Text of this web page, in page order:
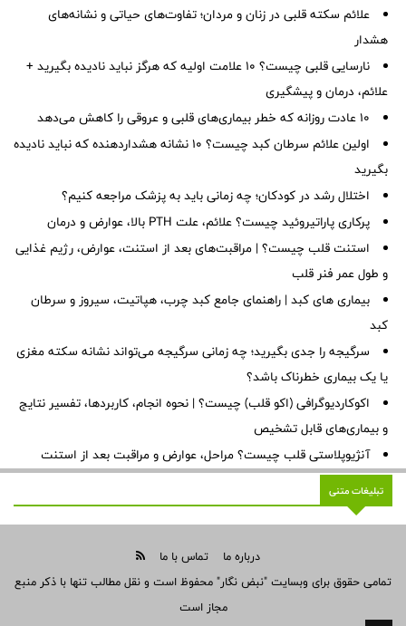
علائم سکته قلبی در زنان و مردان؛ تفاوت‌های حیاتی و نشانه‌های
هشدار
نارسایی قلبی چیست؟ ۱۰ علامت اولیه که هرگز نباید نادیده بگیرید +
علائم، درمان و پیشگیری
۱۰ عادت روزانه که خطر بیماری‌های قلبی و عروقی را کاهش می‌دهد
اولین علائم سرطان کبد چیست؟ ۱۰ نشانه هشداردهنده که نباید نادیده
بگیرید
اختلال رشد در کودکان؛ چه زمانی باید به پزشک مراجعه کنیم؟
پرکاری پاراتیروئید چیست؟ علائم، علت PTH بالا، عوارض و درمان
استنت قلب چیست؟ | مراقبت‌های بعد از استنت، عوارض، رژیم غذایی
و طول عمر فنر قلب
بیماری های کبد | راهنمای جامع کبد چرب، هپاتیت، سیروز و سرطان
کبد
سرگیجه را جدی بگیرید؛ چه زمانی سرگیجه می‌تواند نشانه سکته مغزی
یا یک بیماری خطرناک باشد؟
اکوکاردیوگرافی (اکو قلب) چیست؟ | نحوه انجام، کاربردها، تفسیر نتایج
و بیماری‌های قابل تشخیص
آنژیوپلاستی قلب چیست؟ مراحل، عوارض و مراقبت بعد از استنت
تبلیغات متنی
درباره ما
تماس با ما
تمامی حقوق برای وبسایت "نبض نگار" محفوظ است و نقل مطالب تنها با ذکر منبع
مجاز است